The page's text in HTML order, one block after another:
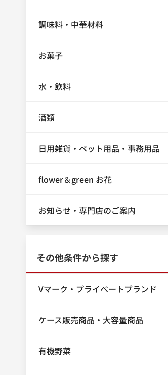
調味料・中華材料
お菓子
水・飲料
酒類
日用雑貨・ペット用品・事務用品
flower＆green お花
お知らせ・専門店のご案内
その他条件から探す
Vマーク・プライベートブランド
ケース販売商品・大容量商品
有機野菜